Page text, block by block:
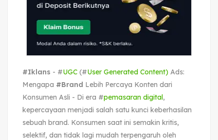
#Iklans - #UGC (#User Generated Content) Ads:
Mengapa #Brand Lebih Percaya Konten dari
Konsumen Asli - Di era #pemasaran digital,
kepercayaan menjadi salah satu kunci keberhasilan
sebuah brand. Konsumen saat ini semakin kritis,
selektif, dan tidak lagi mudah terpengaruh oleh